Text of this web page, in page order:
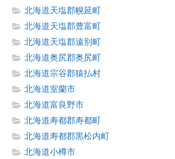
北海道天塩郡幌延町
北海道天塩郡豊富町
北海道天塩郡遠別町
北海道奥尻郡奥尻町
北海道宗谷郡猿払村
北海道室蘭市
北海道富良野市
北海道寿都郡寿都町
北海道寿都郡黒松内町
北海道小樽市